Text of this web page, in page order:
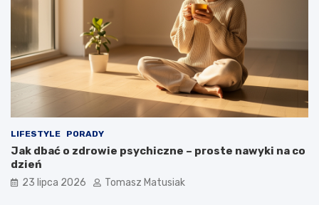
LIFESTYLE PORADY
Jak dbać o zdrowie psychiczne – proste nawyki na co
dzień
23 lipca 2026 Tomasz Matusiak